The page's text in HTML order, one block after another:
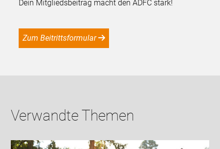
Dein Mitgliedsbeitrag macht den ADFC stark!
Zum Beitrittsformular
Verwandte Themen